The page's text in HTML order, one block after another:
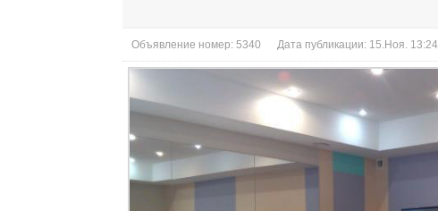
Объявление номер: 5340 Дата публикации: 15.Ноя. 13:24